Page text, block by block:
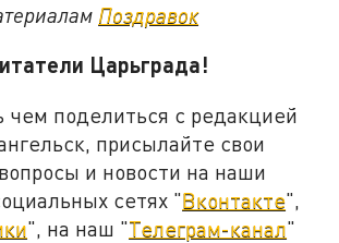
Поздравок
Царьграда!
чем поделиться с редакцией
присылайте свои
и новости на наши
сетях "Вконтакте",
", на наш "Телеграм-канал"